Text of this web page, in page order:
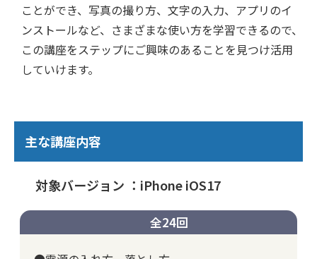
ことができ、写真の撮り方、文字の入力、アプリのイ
ンストールなど、さまざまな使い方を学習できるので、
この講座をステップにご興味のあることを見つけ活用
していけます。
主な講座内容
対象バージョン ：iPhone iOS17
全24回